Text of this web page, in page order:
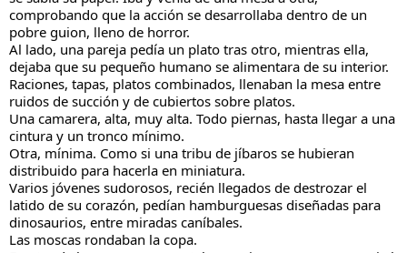
comprobando que la acción se desarrollaba dentro de un
pobre guion, lleno de horror.
Al lado, una pareja pedía un plato tras otro, mientras ella,
dejaba que su pequeño humano se alimentara de su interior.
Raciones, tapas, platos combinados, llenaban la mesa entre
ruidos de succión y de cubiertos sobre platos.
Una camarera, alta, muy alta. Todo piernas, hasta llegar a una
cintura y un tronco mínimo.
Otra, mínima. Como si una tribu de jíbaros se hubieran
distribuido para hacerla en miniatura.
Varios jóvenes sudorosos, recién llegados de destrozar el
latido de su corazón, pedían hamburguesas diseñadas para
dinosaurios, entre miradas caníbales.
Las moscas rondaban la copa.